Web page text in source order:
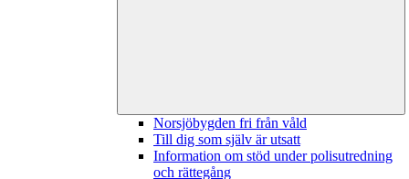
Norsjöbygden fri från våld
Till dig som själv är utsatt
Information om stöd under polisutredning
och rättegång